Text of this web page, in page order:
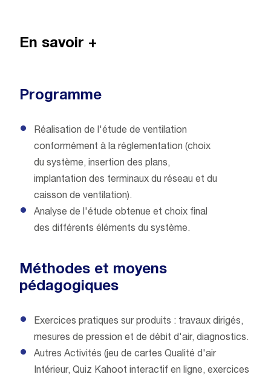
En savoir +
Programme
Réalisation de l'étude de ventilation
conformément à la réglementation (choix
du système, insertion des plans,
implantation des terminaux du réseau et du
caisson de ventilation).
Analyse de l'étude obtenue et choix final
des différents éléments du système.
Méthodes et moyens
pédagogiques
Exercices pratiques sur produits : travaux dirigés,
mesures de pression et de débit d'air, diagnostics.
Autres Activités (jeu de cartes Qualité d'air
Intérieur, Quiz Kahoot interactif en ligne, exercices